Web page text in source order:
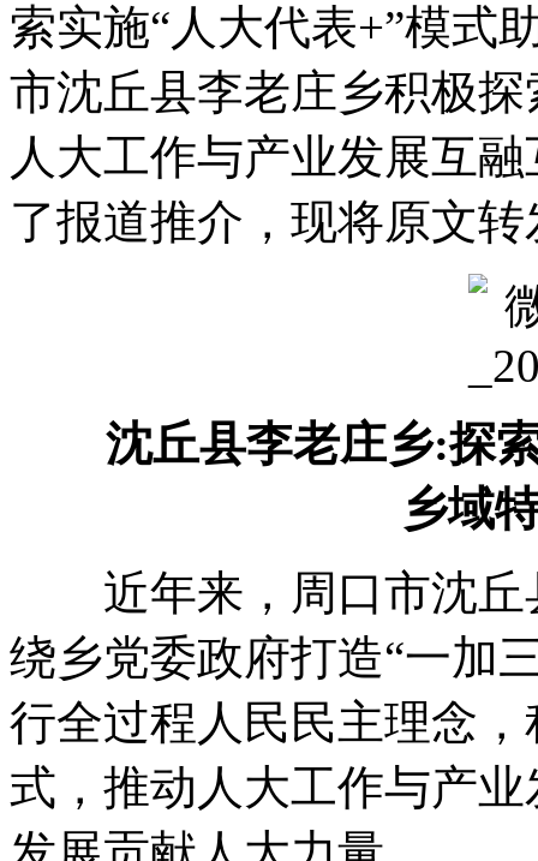
索实施“人大代表+”模式
市沈丘县李老庄乡积极
人大工作与产业发展互融
了报道推介 ， 现将原文
沈丘县李老庄乡:探
乡域
近年来 ， 周口市沈
绕乡党委政府打造“一加
行全过程人民民主理念 ，
式 ， 推动人大工作与产